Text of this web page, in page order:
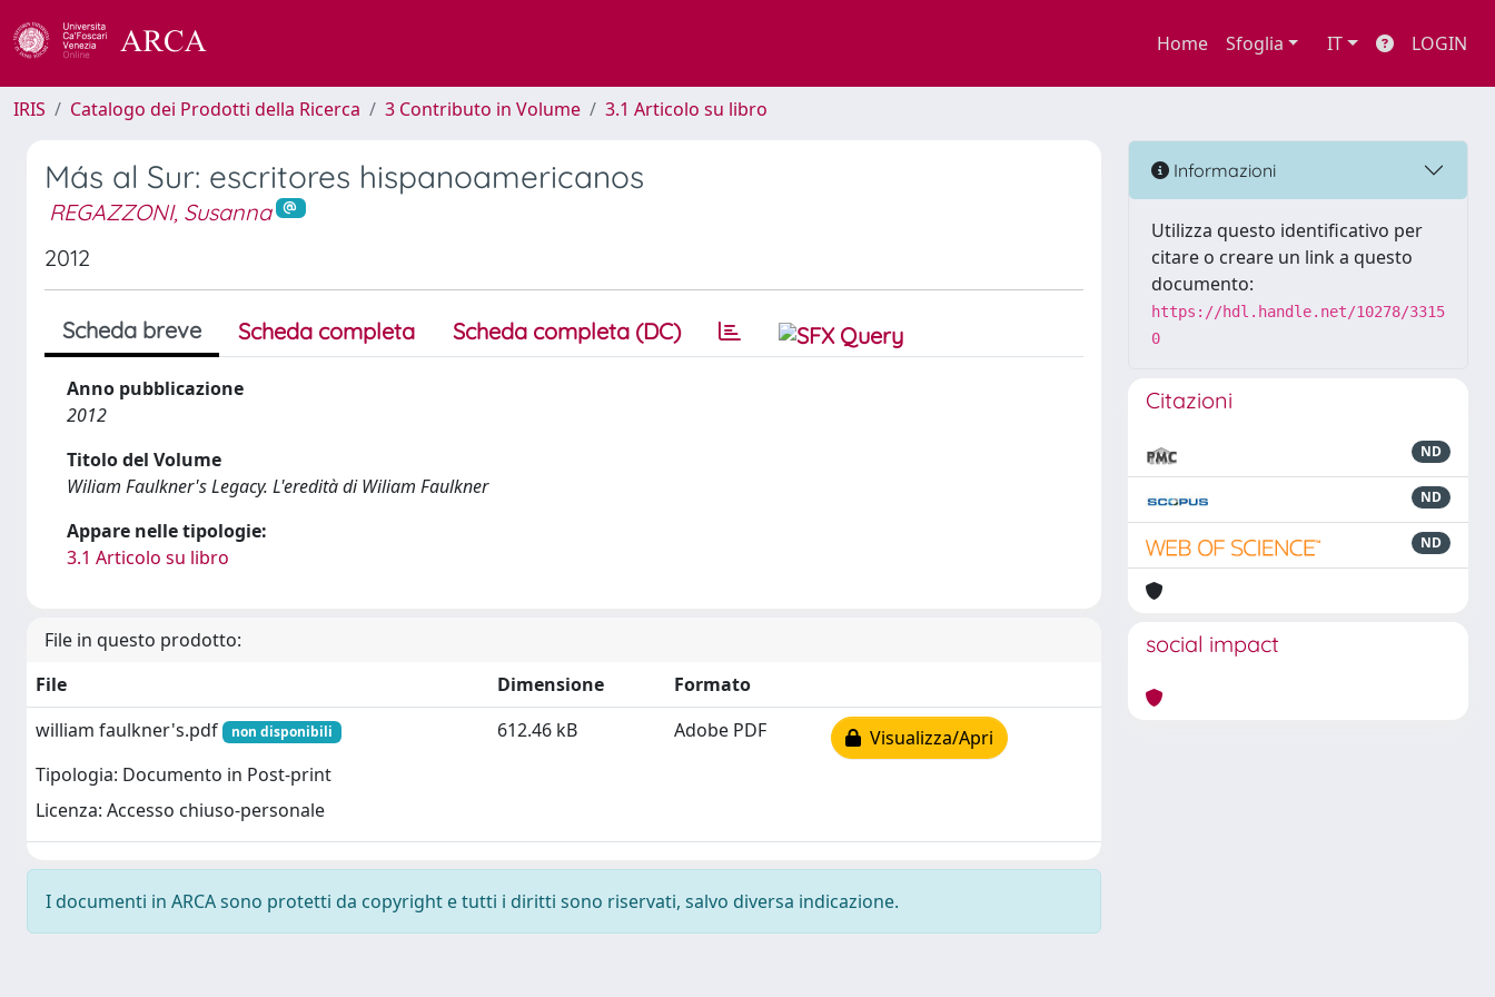
Home Sfoglia IT LOGIN
IRIS Catalogo dei Prodotti della Ricerca 3 Contributo in Volume 3.1 Articolo su libro
Más al Sur: escritores hispanoamericanos
REGAZZONI, Susanna
2012
Scheda breve Scheda completa Scheda completa (DC)
Anno pubblicazione
2012
Titolo del Volume
Wiliam Faulkner's Legacy. L'eredità di Wiliam Faulkner
Appare nelle tipologie:
3.1 Articolo su libro
File in questo prodotto:
File
Dimensione
Formato
william faulkner's.pdf
non disponibili
Tipologia: Documento in Post-print
Licenza: Accesso chiuso-personale
612.46 kB Adobe PDF Visualizza/Apri
I documenti in ARCA sono protetti da copyright e tutti i diritti sono riservati, salvo diversa indicazione.
Informazioni
Utilizza questo identificativo per
citare o creare un link a questo
documento:
https://hdl.handle.net/10278/3315
0
Citazioni
ND
ND
ND
social impact